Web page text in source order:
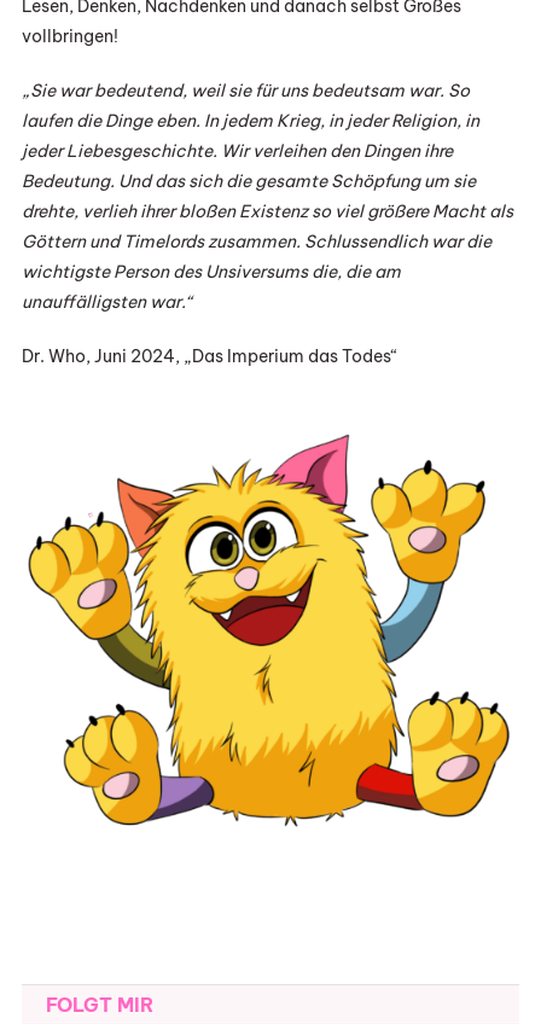
Lesen, Denken, Nachdenken und danach selbst Großes
vollbringen!
„Sie war bedeutend, weil sie für uns bedeutsam war. So
laufen die Dinge eben. In jedem Krieg, in jeder Religion, in
jeder Liebesgeschichte. Wir verleihen den Dingen ihre
Bedeutung. Und das sich die gesamte Schöpfung um sie
drehte, verlieh ihrer bloßen Existenz so viel größere Macht als
Göttern und Timelords zusammen. Schlussendlich war die
wichtigste Person des Unsiversums die, die am
unauffälligsten war.“
Dr. Who, Juni 2024, „Das Imperium das Todes“
FOLGT MIR